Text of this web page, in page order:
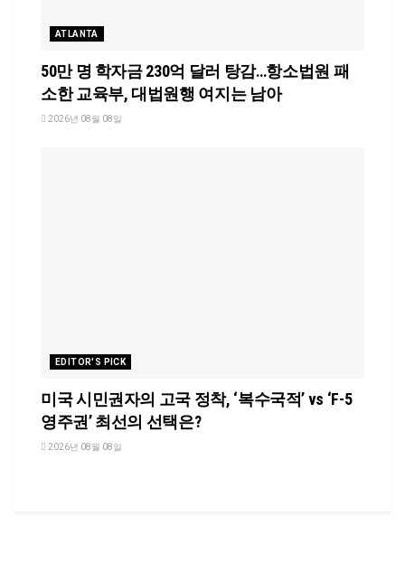
ATLANTA
50만 명 학자금 230억 달러 탕감…항소법원 패
소한 교육부, 대법원행 여지는 남아
2026년 08월 08일
EDITOR'S PICK
미국 시민권자의 고국 정착, ‘복수국적’ vs ‘F-5
영주권’ 최선의 선택은?
2026년 08월 08일